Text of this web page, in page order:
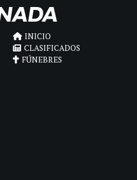
INICIO
CLASIFICADOS
FÚNEBRES